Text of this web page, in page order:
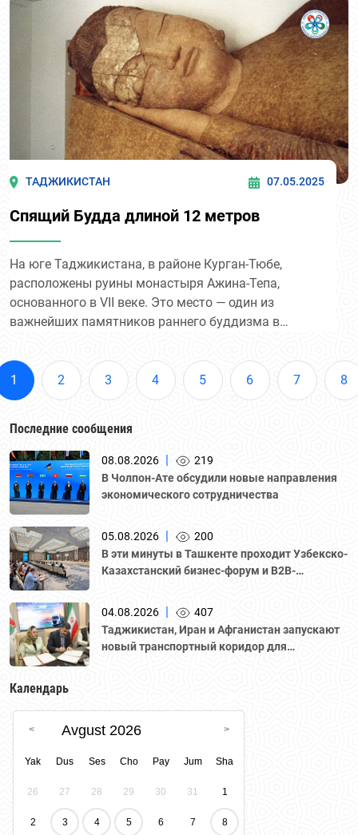
высокого уровня по сохранению ледников.
ТАДЖИКИСТАН 07.05.2025
Спящий Будда длиной 12 метров
На юге Таджикистана, в районе Курган-Тюбе,
расположены руины монастыря Ажина-Тепа,
основанного в VII веке. Это место — один из
важнейших памятников раннего буддизма в
1 2 3 4 5 6 7 8
Последние сообщения
08.08.2026
219
В Чолпон-Ате обсудили новые направления
экономического сотрудничества
05.08.2026
200
В эти минуты в Ташкенте проходит Узбекско-
Казахстанский бизнес-форум и B2B-
Национальной палатой предпринимателей
Казахстана "Атамекен."
04.08.2026
407
Таджикистан, Иран и Афганистан запускают
новый транспортный коридор для
Календарь
Avgust 2026
Yak Dus Ses Cho Pay Jum Sha
26 27 28 29 30 31 1
2 3 4 5 6 7 8